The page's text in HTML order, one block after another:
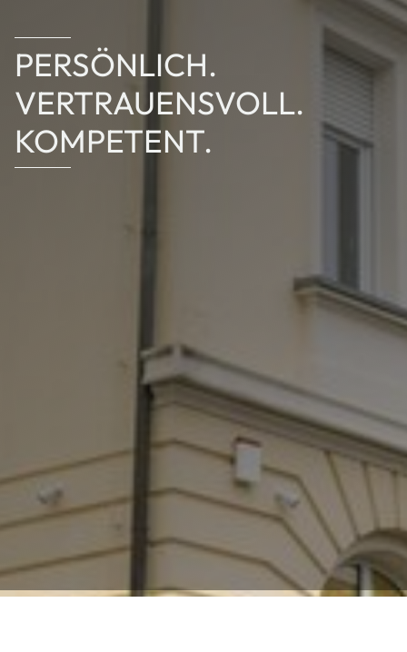
PERSÖNLICH.
VERTRAUENSVOLL.
KOMPETENT.